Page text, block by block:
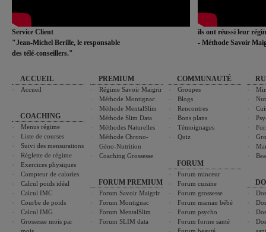
Service Client
"Jean-Michel Berille, le responsable
des télé-conseillers."
ils ont réussi leur
- Méthode Savoir
ACCUEIL
Accueil
COACHING
Menus régime
Liste de courses
Suivi des mensurations
Réglette de régime
Exercices physiques
Compteur de calories
Calcul poids idéal
Calcul IMC
Courbe de poids
Calcul IMG
Grossesse mois par
PREMIUM
Régime Savoir Maigrir
Méthode Montignac
Méthode MentalSlim
Méthode Slim Data
Méthodes Naturelles
Méthode Chrono-
Géno-Nutrition
Coaching Grossesse
FORUM PREMIUM
Forum Savoir Maigrir
Forum Montignac
Forum MentalSlim
Forum SLIM data
COMMUNAUTÉ
Groupes
Blogs
Rencontres
Bons plans
Témoignages
Quiz
FORUM
Forum minceur
Forum cuisine
Forum grossesse
Forum maman bébé
Forum psycho
Forum forme santé